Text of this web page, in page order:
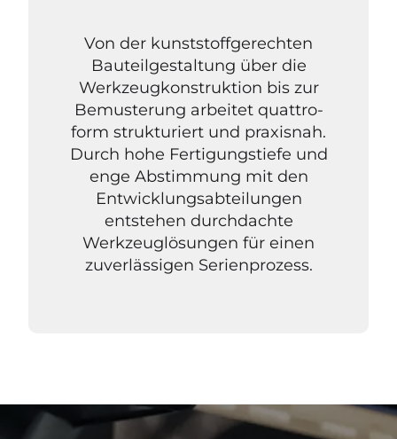
Von der kunststoffgerechten
Bauteilgestaltung über die
Werkzeugkonstruktion bis zur
Bemusterung arbeitet quattro-
form strukturiert und praxisnah.
Durch hohe Fertigungstiefe und
enge Abstimmung mit den
Entwicklungsabteilungen
entstehen durchdachte
Werkzeuglösungen für einen
zuverlässigen Serienprozess.